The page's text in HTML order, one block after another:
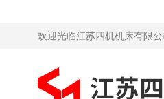
欢迎光临江苏四机机床有限公